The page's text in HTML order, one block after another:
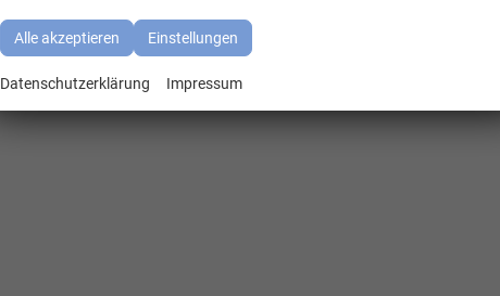
Alle akzeptieren Einstellungen
Datenschutzerklärung Impressum